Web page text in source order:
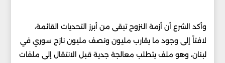
وأكد الشرع أن أزمة النزوح تبقى من أبرز التحديات القائمة،
لافتاً إلى وجود ما يقارب مليون ونصف مليون نازح سوري في
لبنان، وهو ملف يتطلب معالجة جدية قبل الانتقال إلى ملفات